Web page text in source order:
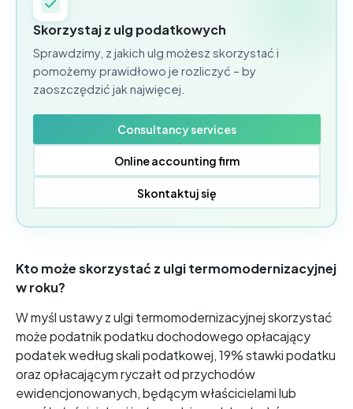
Skorzystaj z ulg podatkowych
Sprawdzimy, z jakich ulg możesz skorzystać i
pomożemy prawidłowo je rozliczyć – by
zaoszczędzić jak najwięcej.
Consultancy services
Online accounting firm
Skontaktuj się
Kto może skorzystać z ulgi termomodernizacyjnej
w roku?
W myśl ustawy z ulgi termomodernizacyjnej skorzystać
może podatnik podatku dochodowego opłacający
podatek według skali podatkowej, 19% stawki podatku
oraz opłacającym ryczałt od przychodów
ewidencjonowanych, będącym właścicielami lub